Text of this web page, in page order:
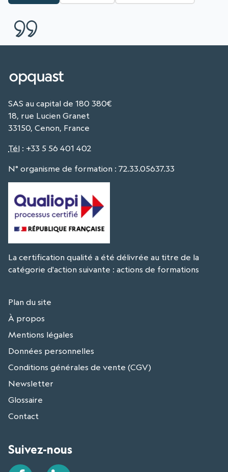
SAS au capital de 180 380€
18, rue Lucien Granet
33150, Cenon, France
Tél : +33 5 56 401 402
N° organisme de formation : 72.33.05637.33
La certification qualité a été délivrée au titre de la
catégorie d'action suivante : actions de formations
Plan du site
À propos
Mentions légales
Données personnelles
Conditions générales de vente (CGV)
Newsletter
Glossaire
Contact
Suivez-nous